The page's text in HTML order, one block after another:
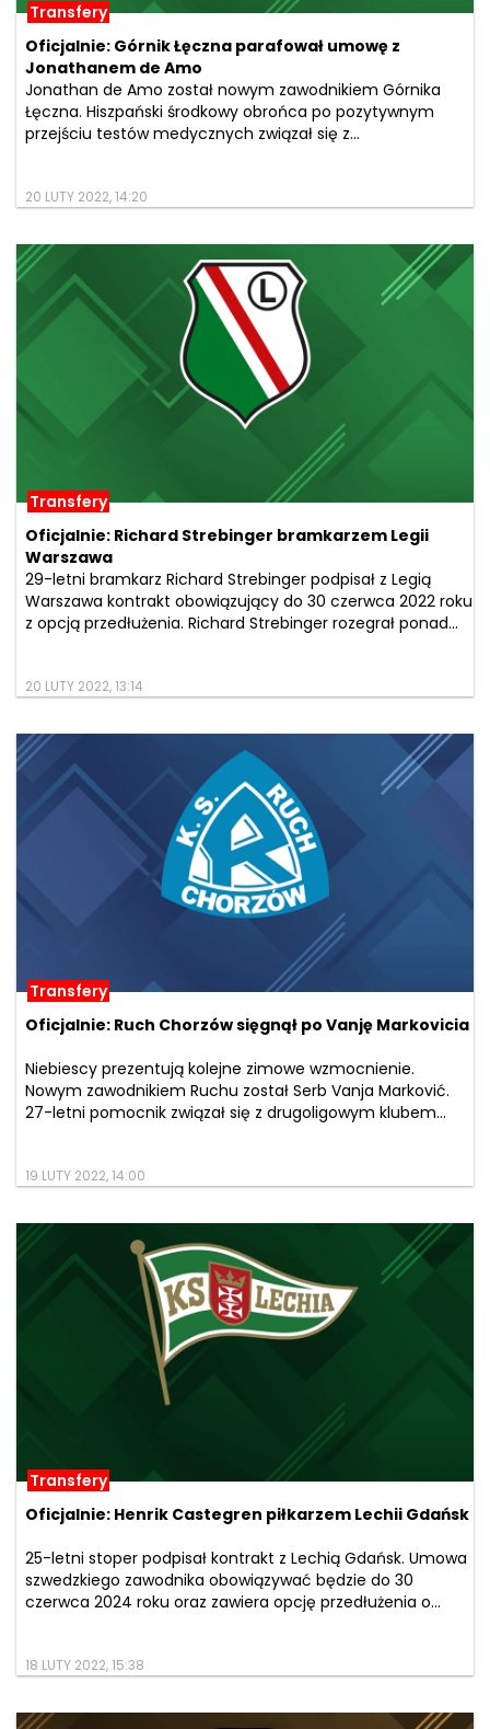
Transfery
Oficjalnie: Górnik Łęczna parafował umowę z
Jonathanem de Amo
Jonathan de Amo został nowym zawodnikiem Górnika
Łęczna. Hiszpański środkowy obrońca po pozytywnym
przejściu testów medycznych związał się z...
20 LUTY 2022, 14:20
Transfery
Oficjalnie: Richard Strebinger bramkarzem Legii
Warszawa
29-letni bramkarz Richard Strebinger podpisał z Legią
Warszawa kontrakt obowiązujący do 30 czerwca 2022 roku
z opcją przedłużenia. Richard Strebinger rozegrał ponad...
20 LUTY 2022, 13:14
Transfery
Oficjalnie: Ruch Chorzów sięgnął po Vanję Markovicia
Niebiescy prezentują kolejne zimowe wzmocnienie.
Nowym zawodnikiem Ruchu został Serb Vanja Marković.
27-letni pomocnik związał się z drugoligowym klubem...
19 LUTY 2022, 14:00
Transfery
Oficjalnie: Henrik Castegren piłkarzem Lechii Gdańsk
25-letni stoper podpisał kontrakt z Lechią Gdańsk. Umowa
szwedzkiego zawodnika obowiązywać będzie do 30
czerwca 2024 roku oraz zawiera opcję przedłużenia o...
18 LUTY 2022, 15:38